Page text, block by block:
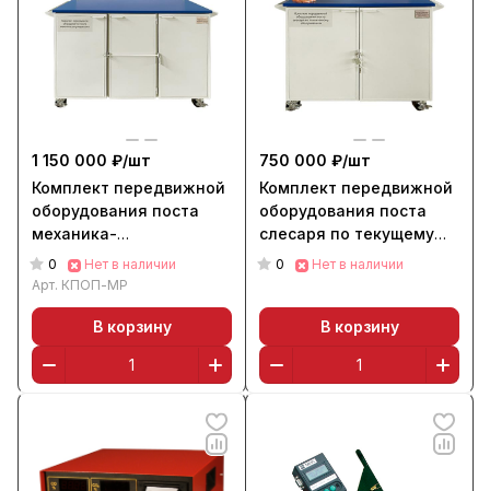
1 150 000 ₽/шт
Комплект передвижной
оборудования поста
механика-
регулировщика "Сторм
КПОП-МР"
0
Нет в наличии
Арт. КПОП-МР
В корзину
750 000 ₽/шт
Комплект передвижной
оборудования поста
слесаря по текущему
ремонту "Сторм КПОП-
0 Нет в наличии
В корзину